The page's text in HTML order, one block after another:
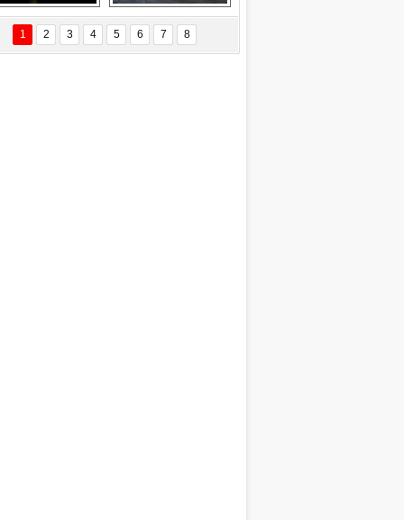
ÖZYANIK
Değişti?
Delta uçağına
yıldırım çarptı
Ford Focus RS
(2015)
1 2 3 4 5 6 7 8